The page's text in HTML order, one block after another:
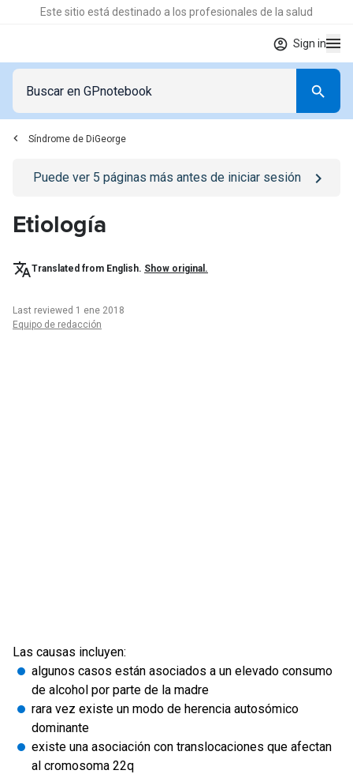
Este sitio está destinado a los profesionales de la salud
Sign in
Síndrome de DiGeorge
Go to/iniciar-sesionpage
Puede ver 5 páginas más antes de iniciar sesión
Etiología
Translated from English. Show original.
Last reviewed 1 ene 2018
Equipo de redacción
Las causas incluyen:
algunos casos están asociados a un elevado consumo
de alcohol por parte de la madre
rara vez existe un modo de herencia autosómico
dominante
existe una asociación con translocaciones que afectan
al cromosoma 22q